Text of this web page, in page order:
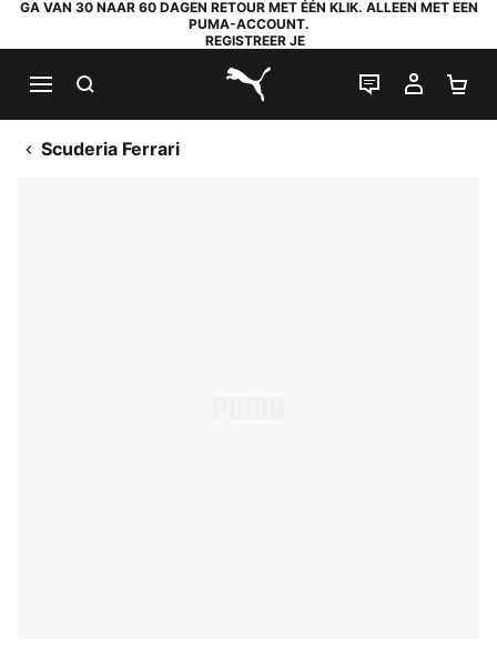
GA VAN 30 NAAR 60 DAGEN RETOUR MET ÉÉN KLIK. ALLEEN MET EEN
PUMA-ACCOUNT.
REGISTREER JE
PUMA.com
LIVE CHAT
MIJN
Scuderia Ferrari